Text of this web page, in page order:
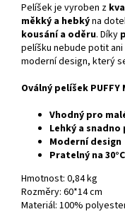
Pelíšek je vyroben z
měkký a hebkýna
kousání a oděru. Díky
pelíšku nebude potit
moderní design, který
Oválný pelíšek
Vhodný pro
Lehký a
Moderní design
Pratelný na 30°C
Hmotnost: 0,84 kg
Rozměry: 60*14 cm
Materiál: 100%